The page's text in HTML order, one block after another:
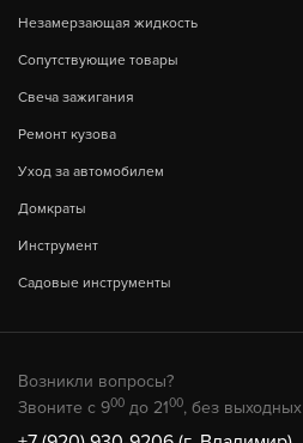
Незамерзающая жидкость
Сопутствующие товары
Свеча зажигания
Ремонт кузова
Уход за автомобилем
Домкраты
Инструмент
Садовые инструменты
Возникли вопросы?
Звоните с 900 до 2100, без выходных